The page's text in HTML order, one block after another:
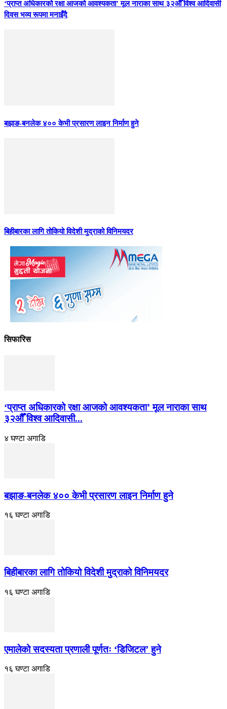
‘प्राप्त अधिकारको रक्षा आजको आवश्यकता’ मूल नाराका साथ ३२औँ विश्व आदिवासी
दिवस भव्य रूपमा मनाइँदै
बझाङ-बनलेक ४०० केभी प्रसारण लाइन निर्माण हुने
बिहीबारका लागि तोकियो विदेशी मुद्राको विनिमयदर
सिफारिस
‘प्राप्त अधिकारको रक्षा आजको आवश्यकता’ मूल नाराका साथ
३२औँ विश्व आदिवासी...
४ घण्टा अगाडि
बझाङ-बनलेक ४०० केभी प्रसारण लाइन निर्माण हुने
१६ घण्टा अगाडि
बिहीबारका लागि तोकियो विदेशी मुद्राको विनिमयदर
१६ घण्टा अगाडि
एमालेको सदस्यता प्रणाली पूर्णतः ‘डिजिटल’ हुने
१६ घण्टा अगाडि